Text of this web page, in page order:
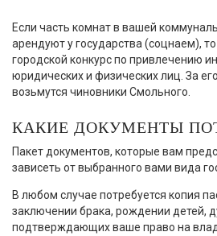
Если часть комнат в вашей
арендуют у государства (соцнаем),
городской конкурс по привлечению
юридических и физических лиц. За
возьмутся чиновники Смольного.
КАКИЕ ДОКУМЕНТЫ
Пакет документов, которые вам
зависеть от выбранного вами вида
В любом случае потребуется копия
заключении брака, рождении детей,
подтверждающих ваше право на